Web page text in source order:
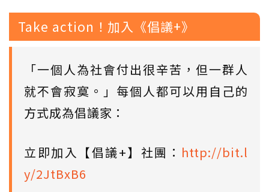
Take action！加入《倡議+》
「一個人為社會付出很辛苦，但一群人
就不會寂寞。」每個人都可以用自己的
方式成為倡議家：
立即加入【倡議+】社團： http://bit.l
y/2JtBxB6